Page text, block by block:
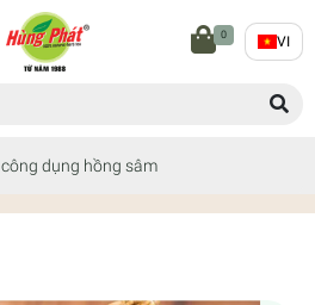
0 VI
công dụng hồng sâm